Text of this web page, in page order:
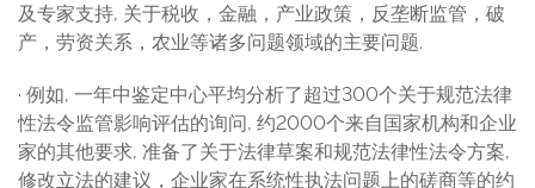
及专家支持, 关于税收，金融，产业政策，反垄断监管，破
产，劳资关系，农业等诸多问题领域的主要问题.
· 例如, 一年中鉴定中心平均分析了超过300个关于规范法律
性法令监管影响评估的询问, 约2000个来自国家机构和企业
家的其他要求, 准备了关于法律草案和规范法律性法令方案,
修改立法的建议，企业家在系统性执法问题上的磋商等的约